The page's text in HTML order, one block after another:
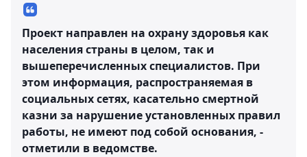
Проект направлен на охрану здоровья как
населения страны в целом, так и
вышеперечисленных специалистов. При
этом информация, распространяемая в
социальных сетях, касательно смертной
казни за нарушение установленных правил
работы, не имеют под собой основания, -
отметили в ведомстве.